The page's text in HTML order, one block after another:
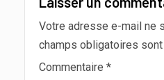
Votre adresse e-mail ne
champs obligatoires
Commentaire *